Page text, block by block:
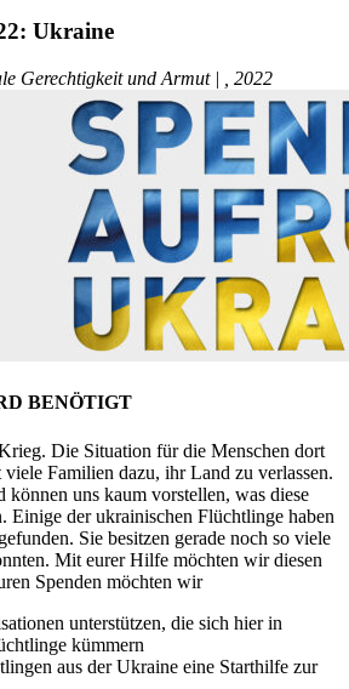
Ukraine
Gerechtigkeit und Armut | 2022
BENÖTIGT
Die Situation für die Menschen dort
Familien dazu, ihr Land zu verlassen.
können uns kaum vorstellen, was diese
Einige der ukrainischen Flüchtlinge haben
Sie besitzen gerade noch so viele
Mit eurer Hilfe möchten wir diesen
Spenden möchten wir
unterstützen, die sich hier in
kümmern
aus der Ukraine eine Starthilfe zur